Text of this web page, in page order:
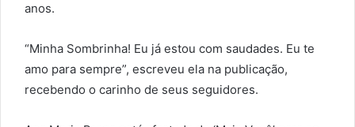
anos.
“Minha Sombrinha! Eu já estou com saudades. Eu te
amo para sempre”, escreveu ela na publicação,
recebendo o carinho de seus seguidores.